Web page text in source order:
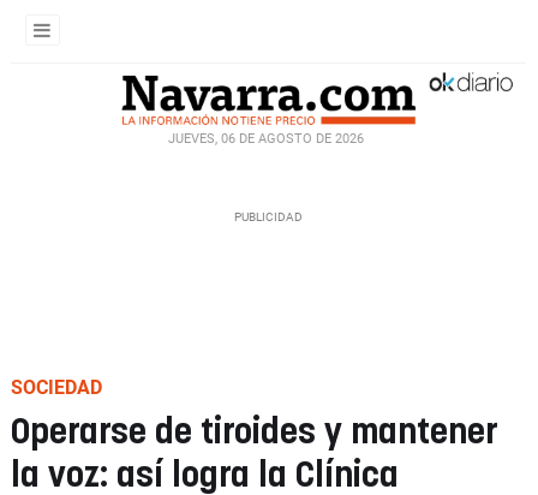
JUEVES, 06 DE AGOSTO DE 2026
SOCIEDAD
Operarse de tiroides y mantener
la voz: así logra la Clínica